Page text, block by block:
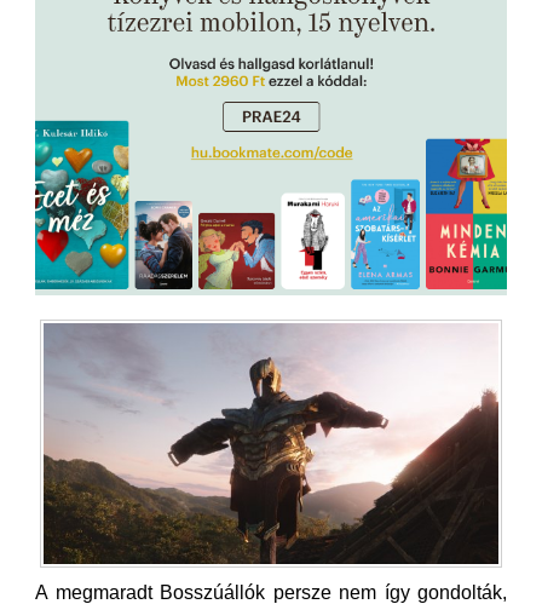
A megmaradt Bosszúállók persze nem így gondolták,